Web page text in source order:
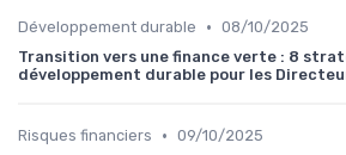
Développement durable • 08/10/2025
Transition vers une finance verte : 8
développement durable pour les
Risques financiers • 09/10/2025